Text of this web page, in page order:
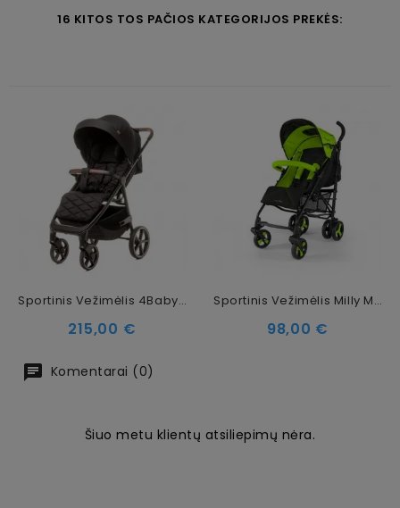
16 KITOS TOS PAČIOS KATEGORIJOS PREKĖS:
Sportinis Vežimėlis 4Baby Stinger Pro Black
Kaina
215,00 €
Sportinis Vežimėlis Milly Mally Royal Green
Kaina
98,00 €
Komentarai (0)
Šiuo metu klientų atsiliepimų nėra.